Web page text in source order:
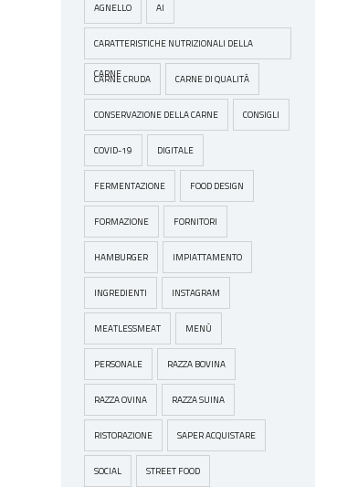
AGNELLO AI
CARATTERISTICHE NUTRIZIONALI DELLA
CARNE
CARNE CRUDA CARNE DI QUALITÀ
CONSERVAZIONE DELLA CARNE CONSIGLI
COVID-19 DIGITALE
FERMENTAZIONE FOOD DESIGN
FORMAZIONE FORNITORI
HAMBURGER IMPIATTAMENTO
INGREDIENTI INSTAGRAM
MEATLESSMEAT MENÙ
PERSONALE RAZZA BOVINA
RAZZA OVINA RAZZA SUINA
RISTORAZIONE SAPER ACQUISTARE
SOCIAL STREET FOOD